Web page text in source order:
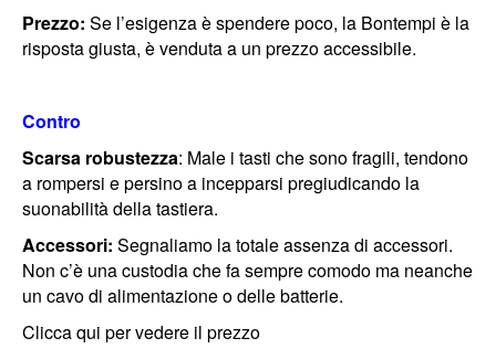
Prezzo: Se l’esigenza è spendere poco, la Bontempi è la
risposta giusta, è venduta a un prezzo accessibile.
Contro
Scarsa robustezza: Male i tasti che sono fragili, tendono
a rompersi e persino a incepparsi pregiudicando la
suonabilità della tastiera.
Accessori: Segnaliamo la totale assenza di accessori.
Non c’è una custodia che fa sempre comodo ma neanche
un cavo di alimentazione o delle batterie.
Clicca qui per vedere il prezzo